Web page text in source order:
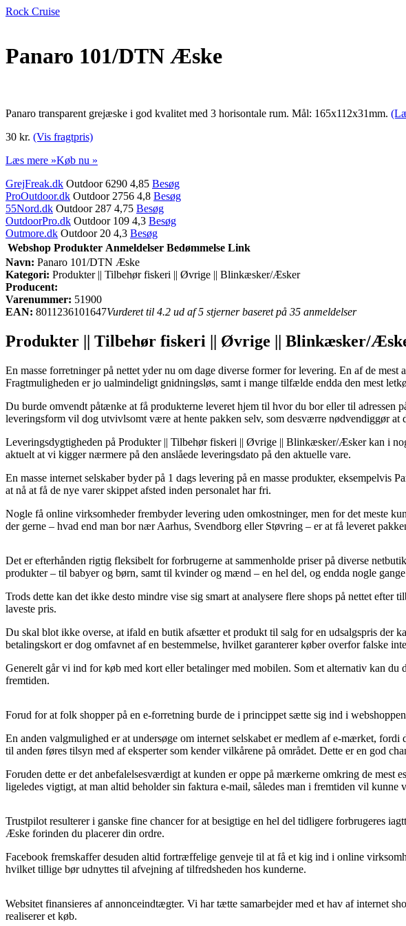
Rock Cruise
Panaro 101/DTN Æske
Panaro transparent grejæske i god kvalitet med 3 horisontale rum. Mål: 165x112x31mm.
30 kr. (Vis fragtpris)
Læs mere »Køb nu »
GrejFreak.dk Outdoor 6290 4,85 Besøg
ProOutdoor.dk Outdoor 2756 4,8 Besøg
55Nord.dk Outdoor 287 4,75 Besøg
OutdoorPro.dk Outdoor 109 4,3 Besøg
Outmore.dk Outdoor 20 4,3 Besøg
Webshop Produkter Anmeldelser Bedømmelse Link
Navn: Panaro 101/DTN Æske
Kategori: Produkter || Tilbehør fiskeri || Øvrige || Blinkæsker/Æsker
Producent:
Varenummer: 51900
EAN: 8011236101647Vurderet til 4.2 ud af 5 stjerner baseret på 35 anmeldelser
Produkter || Tilbehør fiskeri || Øvrige || Blinkæsker/
En masse forretninger på nettet yder nu om dage diverse former for levering. En af de
Fragtmuligheden er jo ualmindeligt gnidningsløs, samt i mange tilfælde endda den mest
Du burde omvendt påtænke at få produkterne leveret hjem til hvor du bor eller til
leveringsform vil dog utvivlsomt være at hente pakken selv, som desværre nødvendiggør at
Leveringsdygtigheden på Produkter || Tilbehør fiskeri || Øvrige || Blinkæsker/Æsker kan i
aktuelt at vi kigger nærmere på den anslåede leveringsdato på den aktuelle vare.
En masse internet selskaber byder på 1 dags levering på en masse produkter,
at nå at få de nye varer skippet afsted inden personalet har fri.
Nogle få online virksomheder frembyder levering uden omkostninger, men for det meste
der gerne – hvad end man bor nær Aarhus, Svendborg eller Støvring – er at få leveret
Det er efterhånden rigtig fleksibelt for forbrugerne at sammenholde priser på diverse
produkter – til babyer og børn, samt til kvinder og mænd – en hel del, og endda nogle
Trods dette kan det ikke desto mindre vise sig smart at analysere flere shops på nettet
laveste pris.
Du skal blot ikke overse, at ifald en butik afsætter et produkt til salg for en udsalgspris der
betalingskort er dog omfavnet af en bestemmelse, hvilket garanterer køber overfor falske
Generelt går vi ind for køb med kort eller betalinger med mobilen. Som et alternativ kan
fremtiden.
Forud for at folk shopper på en e-forretning burde de i princippet sætte sig ind i
En anden valgmulighed er at undersøge om internet selskabet er medlem af e-mærket,
til anden føres tilsyn med af eksperter som kender vilkårene på området. Dette er en god
Foruden dette er det anbefalelsesværdigt at kunden er oppe på mærkerne omkring de
ligeledes vigtigt, at man altid beholder sin faktura e-mail, således man i fremtiden vil
Trustpilot resulterer i ganske fine chancer for at besigtige en hel del tidligere forbrugeres
Æske forinden du placerer din ordre.
Facebook fremskaffer desuden altid fortræffelige genveje til at få et kig ind i online
hvilket tillige bør udnyttes til afvejning af tilfredsheden hos kunderne.
Websitet finansieres af annonceindtægter. Vi har tætte samarbejder med et hav af internet
realiserer et køb.